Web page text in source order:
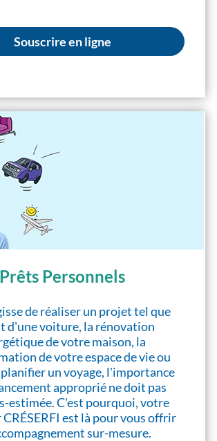
Souscrire en ligne
Prêts Personnels
de réaliser un projet tel que
d'une voiture, la rénovation
de votre maison, la
de votre espace de vie ou
planifier un voyage, l'importance
approprié ne doit pas
estimée. C'est pourquoi, votre
est là pour vous offrir
sur-mesure.